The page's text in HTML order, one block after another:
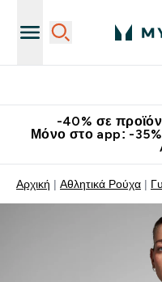
-40% σε
Μόνο στο app: -
Αρχική Αθλητικά Ρούχα